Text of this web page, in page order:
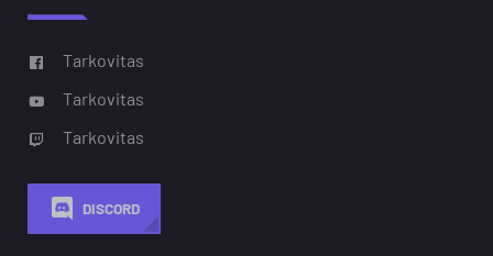
Tarkovitas
Tarkovitas
Tarkovitas
DISCORD